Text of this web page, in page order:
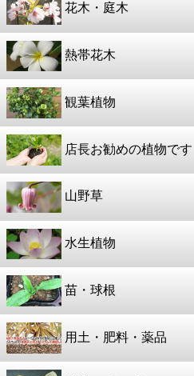
花木・庭木
熱帯花木
観葉植物
店長お勧めの植物です
山野草
水生植物
苗・球根
用土・肥料・薬品